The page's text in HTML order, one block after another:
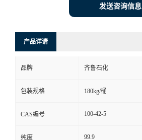
发送咨询信息
产品详请
品牌 齐鲁石化
包装规格 180kg/桶
CAS编号 100-42-5
纯度 99.9